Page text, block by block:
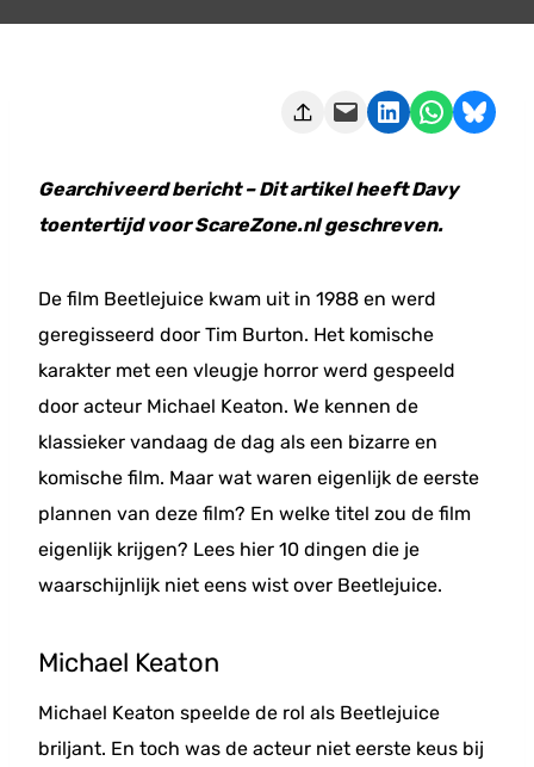
Deze pagina e-mailen Delen op LinkedIn Delen via WhatsApp Share on Bluesky
Gearchiveerd bericht – Dit artikel heeft Davy
toentertijd voor ScareZone.nl geschreven.
De film Beetlejuice kwam uit in 1988 en werd
geregisseerd door Tim Burton. Het komische
karakter met een vleugje horror werd gespeeld
door acteur Michael Keaton. We kennen de
klassieker vandaag de dag als een bizarre en
komische film. Maar wat waren eigenlijk de eerste
plannen van deze film? En welke titel zou de film
eigenlijk krijgen? Lees hier 10 dingen die je
waarschijnlijk niet eens wist over Beetlejuice.
Michael Keaton
Michael Keaton speelde de rol als Beetlejuice
briljant. En toch was de acteur niet eerste keus bij